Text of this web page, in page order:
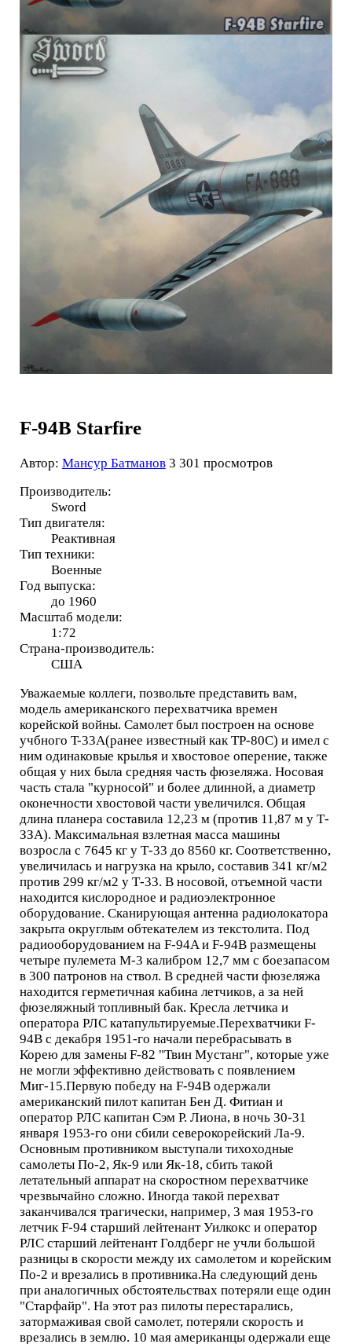
F-94B Starfire
Автор: Мансур Батманов 3 301 просмотров
Производитель:
Sword
Тип двигателя:
Реактивная
Тип техники:
Военные
Год выпуска:
до 1960
Масштаб модели:
1:72
Страна-производитель:
США
Уважаемые коллеги, позвольте представить вам,
модель американского перехватчика времен
корейской войны. Самолет был построен на основе
учбного T-33A(ранее известный как TP-80C) и имел с
ним одинаковые крылья и хвостовое оперение, также
общая у них была средняя часть фюзеляжа. Носовая
часть стала "курносой" и более длинной, а диаметр
оконечности хвостовой части увеличился. Общая
длина планера составила 12,23 м (против 11,87 м у Т-
ЗЗА). Максимальная взлетная масса машины
возросла с 7645 кг у Т-33 до 8560 кг. Соответственно,
увеличилась и нагрузка на крыло, составив 341 кг/м2
против 299 кг/м2 у Т-33. В носовой, отъемной части
находится кислородное и радиоэлектронное
оборудование. Сканирующая антенна радиолокатора
закрыта округлым обтекателем из текстолита. Под
радиооборудованием на F-94A и F-94B размещены
четыре пулемета М-3 калибром 12,7 мм с боезапасом
в 300 патронов на ствол. В средней части фюзеляжа
находится герметичная кабина летчиков, а за ней
фюзеляжный топливный бак. Кресла летчика и
оператора РЛС катапультируемые.Перехватчики F-
94B с декабря 1951-го начали перебрасывать в
Корею для замены F-82 "Твин Мустанг", которые уже
не могли эффективно действовать с появлением
Миг-15.Первую победу на F-94B одержали
американский пилот капитан Бен Д. Фитиан и
оператор РЛС капитан Сэм Р. Лиона, в ночь 30-31
января 1953-го они сбили северокорейский Ла-9.
Основным противником выступали тихоходные
самолеты По-2, Як-9 или Як-18, сбить такой
летательный аппарат на скоростном перехватчике
чрезвычайно сложно. Иногда такой перехват
заканчивался трагически, например, 3 мая 1953-го
летчик F-94 старший лейтенант Уилкокс и оператор
РЛС старший лейтенант Голдберг не учли большой
разницы в скорости между их самолетом и корейским
По-2 и врезались в противника.На следующий день
при аналогичных обстоятельствах потеряли еще один
"Старфайр". На этот раз пилоты перестарались,
затормаживая свой самолет, потеряли скорость и
врезались в землю. 10 мая американцы одержали еще